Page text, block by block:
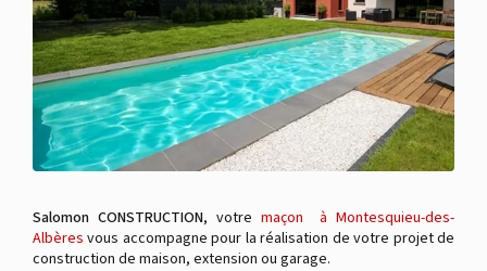
Salomon CONSTRUCTION, votre maçon à Montesquieu-des-
Albères vous accompagne pour la réalisation de votre projet de
construction de maison, extension ou garage.